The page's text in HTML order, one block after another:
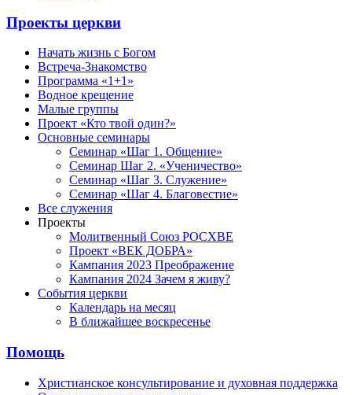
Проекты церкви
Начать жизнь с Богом
Встреча-Знакомство
Программа «1+1»
Водное крещение
Малые группы
Проект «Кто твой один?»
Основные семинары
Семинар «Шаг 1. Общение»
Семинар Шаг 2. «Ученичество»
Семинар «Шаг 3. Служение»
Семинар «Шаг 4. Благовестие»
Все служения
Проекты
Молитвенный Союз РОСХВЕ
Проект «ВЕК ДОБРА»
Кампания 2023 Преображение
Кампания 2024 Зачем я живу?
События церкви
Календарь на месяц
В ближайшее воскресенье
Помощь
Христианское консультирование и духовная поддержка